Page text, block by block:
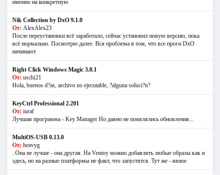
именно на конкретную
Nik Collection by DxO 9.1.0
От: AlexAlex23
После переустановки всё заработало, сейчас установил новую версию, пока
всё нормально. Посмотрю далее. Вся проблема в том, что все проги DxO
начинают
Right Click Windows Magic 3.0.1
От: uschi21
Hola, buenos d?as, archivo no ejecutable, ?alguna soluci?n?
KeyCtrl Professional 2.201
От: iuraf
Лучшая программа - Key Manager Но давно не появлялись обновления...
MultiOS-USB 0.13.0
От: heavyg
..Она не лучше - она другая. На Ventoy можно добавлять любые образы как и
здесь, но на разные платформы не факт, что запустятся. Тут же - явное